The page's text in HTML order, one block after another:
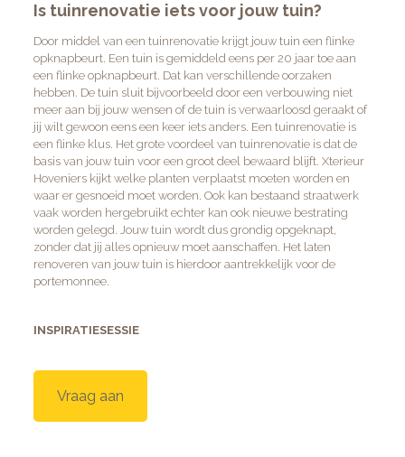
Is tuinrenovatie iets voor jouw tuin?
Door middel van een tuinrenovatie krijgt jouw tuin een flinke
opknapbeurt. Een tuin is gemiddeld eens per 20 jaar toe aan
een flinke opknapbeurt. Dat kan verschillende oorzaken
hebben. De tuin sluit bijvoorbeeld door een verbouwing niet
meer aan bij jouw wensen of de tuin is verwaarloosd geraakt of
jij wilt gewoon eens een keer iets anders. Een tuinrenovatie is
een flinke klus. Het grote voordeel van tuinrenovatie is dat de
basis van jouw tuin voor een groot deel bewaard blijft. Xterieur
Hoveniers kijkt welke planten verplaatst moeten worden en
waar er gesnoeid moet worden. Ook kan bestaand straatwerk
vaak worden hergebruikt echter kan ook nieuwe bestrating
worden gelegd. Jouw tuin wordt dus grondig opgeknapt,
zonder dat jij alles opnieuw moet aanschaffen. Het laten
renoveren van jouw tuin is hierdoor aantrekkelijk voor de
portemonnee.
INSPIRATIESESSIE
Vraag aan